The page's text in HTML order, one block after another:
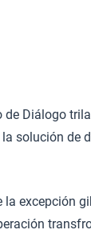
de Diálogo
solución de
la excepción